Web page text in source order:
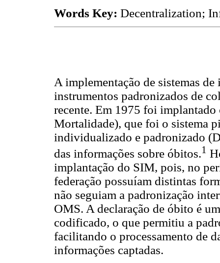
Words Key: Decentralization;
A implementação de sistemas
instrumentos padronizados de
recente. Em 1975 foi
Mortalidade), que foi o sistema
individualizado e padronizado
das informações sobre óbitos.1
implantação do SIM, pois, no
federação possuíam distintas
não seguiam a padronização
OMS. A declaração de óbito é
codificado, o que permitiu a
facilitando o processamento de
informações captadas.